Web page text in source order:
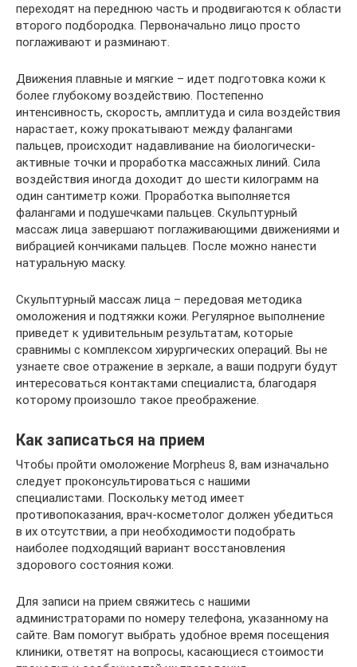
переходят на переднюю часть и продвигаются к области
второго подбородка. Первоначально лицо просто
поглаживают и разминают.
Движения плавные и мягкие – идет подготовка кожи к
более глубокому воздействию. Постепенно
интенсивность, скорость, амплитуда и сила воздействия
нарастает, кожу прокатывают между фалангами
пальцев, происходит надавливание на биологически-
активные точки и проработка массажных линий. Сила
воздействия иногда доходит до шести килограмм на
один сантиметр кожи. Проработка выполняется
фалангами и подушечками пальцев. Скульптурный
массаж лица завершают поглаживающими движениями и
вибрацией кончиками пальцев. После можно нанести
натуральную маску.
Скульптурный массаж лица – передовая методика
омоложения и подтяжки кожи. Регулярное выполнение
приведет к удивительным результатам, которые
сравнимы с комплексом хирургических операций. Вы не
узнаете свое отражение в зеркале, а ваши подруги будут
интересоваться контактами специалиста, благодаря
которому произошло такое преображение.
Как записаться на прием
Чтобы пройти омоложение Morpheus 8, вам изначально
следует проконсультироваться с нашими
специалистами. Поскольку метод имеет
противопоказания, врач-косметолог должен убедиться
в их отсутствии, а при необходимости подобрать
наиболее подходящий вариант восстановления
здорового состояния кожи.
Для записи на прием свяжитесь с нашими
администраторами по номеру телефона, указанному на
сайте. Вам помогут выбрать удобное время посещения
клиники, ответят на вопросы, касающиеся стоимости